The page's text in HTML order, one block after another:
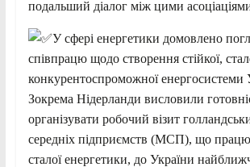
подальший діалог між цими
У сфері енергетики домовлено
співпрацю щодо створення стійкої,
конкурентоспроможної енергосистеми
Зокрема Нідерланди висловили
організувати робочий візит
середніх підприємств (МСП), що
сталої енергетики, до України